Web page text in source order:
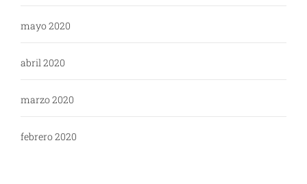
mayo 2020
abril 2020
marzo 2020
febrero 2020